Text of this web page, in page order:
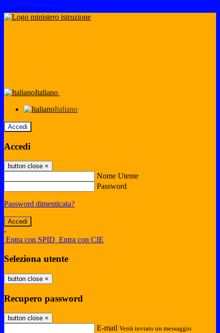
Italiano
Italiano
Accedi
Accedi
button close ×
Nome Utente
Password
Password dimenticata?
-
Entra con SPID Entra con CIE
Seleziona utente
button close ×
Recupero password
button close ×
E-mail Verrà inviato un messaggio